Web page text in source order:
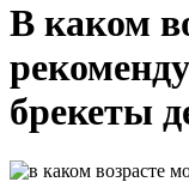
В каком
брекеты